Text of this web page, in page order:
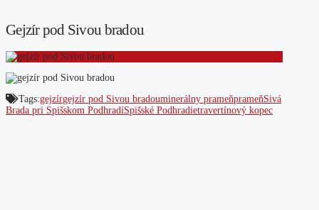
Gejzír pod Sivou bradou
Tags:gejzírgejzír pod Sivou bradouminerálny prameňprameňSivá
Brada pri Spišskom PodhradíSpišské Podhradietravertínový kopec